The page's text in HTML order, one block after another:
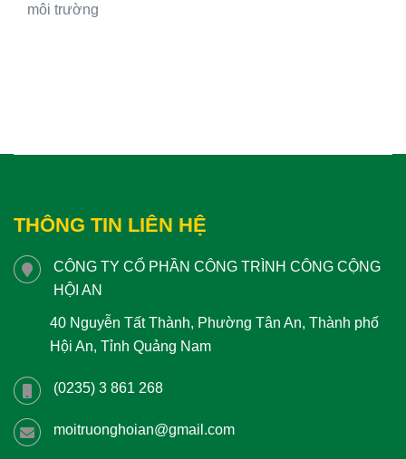
môi trường
THÔNG TIN LIÊN HỆ
CÔNG TY CỔ PHẦN CÔNG TRÌNH CÔNG CỘNG
HỘI AN
40 Nguyễn Tất Thành, Phường Tân An, Thành phố
Hội An, Tỉnh Quảng Nam
(0235) 3 861 268
moitruonghoian@gmail.com